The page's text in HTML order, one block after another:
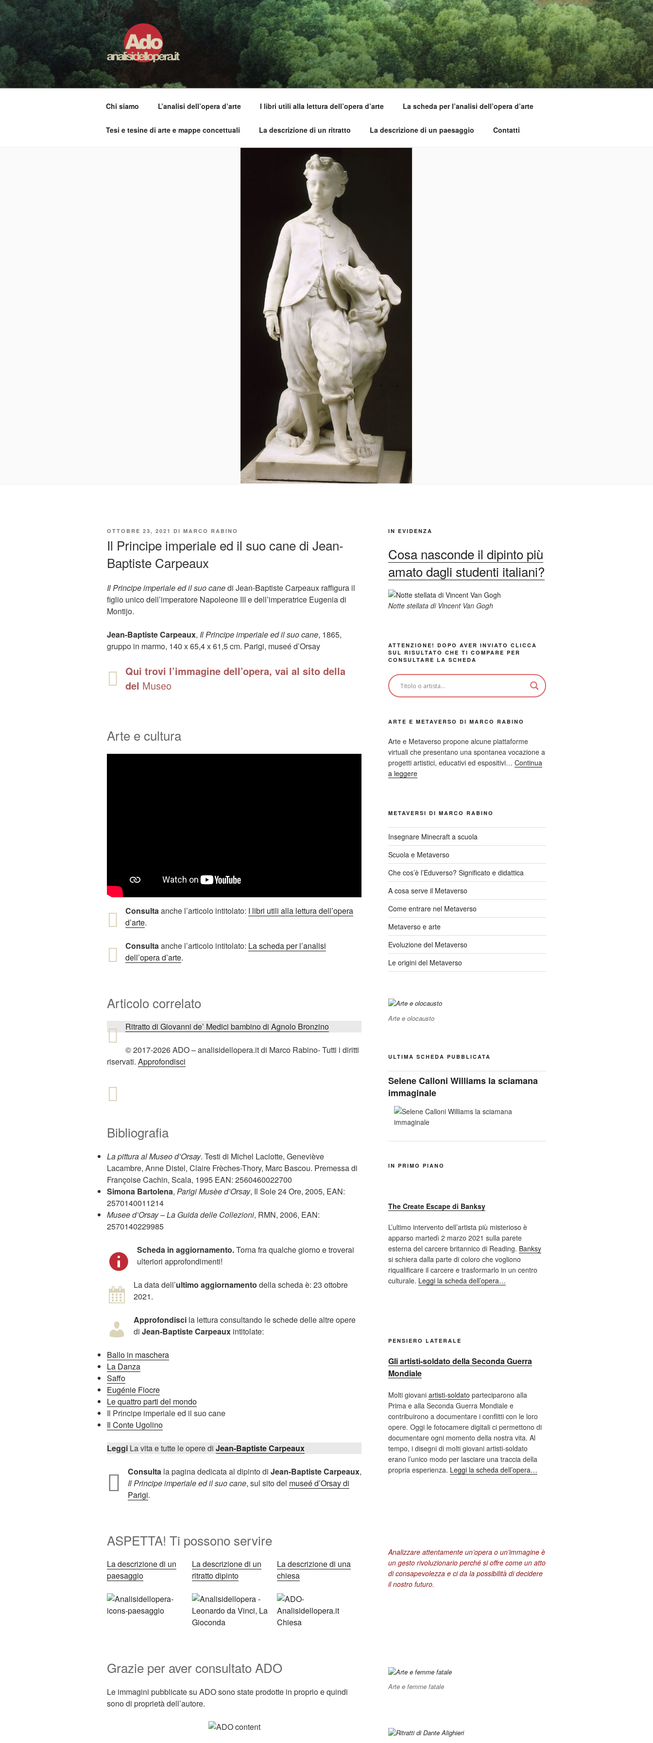
Salta
al
ADO ANALISI DELL'OPERA
Osservare le opere d'arte per capirle e imparare ad amarle
Chi siamo L’analisi dell’opera d’arte I libri utili alla lettura dell’opera d’arte La scheda per l’analisi dell’opera d’arte
Tesi e tesine di arte e mappe concettuali La descrizione di un ritratto La descrizione di un paesaggio Contatti
PUBBLICATO
OTTOBRE 23, 2021 DI MARCO RABINO
Il Principe imperiale ed il suo cane di Jean-
Baptiste Carpeaux
Il Principe imperiale ed il suo canedi Jean-Baptiste Carpeaux raffigura il
figlio unico dell’imperatore Napoleone III e dell’imperatrice Eugenia di
Montijo.
Jean-Baptiste Carpeaux, Il Principe imperiale ed il suo cane, 1865,
gruppo in marmo, 140 x 65,4 x 61,5 cm. Parigi, museé d’Orsay
Qui trovi l’immagine dell’opera, vai al sito della
del Museo
Arte e cultura
Consultaanche l’articolo intitolato: I libri utili alla lettura dell’opera
d’arte.
Consultaanche l’articolo intitolato: La scheda per l’analisi
dell’opera d’arte.
Articolo correlato
Ritratto di Giovanni de’ Medici bambino di Agnolo Bronzino
© 2017-2026 ADO – analisidellopera.it di Marco Rabino- Tutti i diritti
riservati. Approfondisci
Bibliografia
La pittura al Museo d’Orsay. Testi di Michel Laclotte, Geneviève
Lacambre, Anne Distel, Claire Frèches-Thory, Marc Bascou. Premessa di
Françoise Cachin, Scala, 1995 EAN: 2560460022700
Simona Bartolena, Parigi Musèe d’Orsay, Il Sole 24 Ore, 2005, EAN:
2570140011214
Musee d’Orsay – La Guida delle Collezioni, RMN, 2006, EAN:
2570140229985
Scheda in aggiornamento.Torna fra qualche giorno e troverai
ulteriori approfondimenti!
La data dell’ultimo aggiornamento della scheda è: 23 ottobre
2021.
Approfondisci la lettura consultando le schede delle altre opere
di Jean-Baptiste Carpeaux intitolate:
Ballo in maschera
La Danza
Saffo
Eugénie Fiocre
Le quattro parti del mondo
Il Principe imperiale ed il suo cane
Il Conte Ugolino
Leggi La vita e tutte le opere di Jean-Baptiste Carpeaux
Consulta la pagina dedicata al dipinto di Jean-Baptiste Carpeaux,
Il Principe imperiale ed il suo cane, sul sito del museé d’Orsay di
Parigi.
ASPETTA! Ti possono servire
La descrizione di un
paesaggio
La descrizione di un
ritratto dipinto
La descrizione di una
chiesa
Grazie per aver consultato ADO
Le immagini pubblicate su ADO sono state prodotte in proprio e quindi
sono di proprietà dell’autore.
IN EVIDENZA
Cosa nasconde il dipinto più
amato dagli studenti italiani?
Notte stellata di Vincent Van Gogh
ATTENZIONE! DOPO AVER INVIATO CLICCA
SUL RISULTATO CHE TI COMPARE PER
CONSULTARE LA SCHEDA
ARTE E METAVERSO DI MARCO RABINO
Arte e Metaverso propone alcune piattaforme
virtuali che presentano una spontanea vocazione a
progetti artistici, educativi ed espositivi… Continua
a leggere
METAVERSI DI MARCO RABINO
Insegnare Minecraft a scuola
Scuola e Metaverso
Che cos’è l’Eduverso? Significato e didattica
A cosa serve il Metaverso
Come entrare nel Metaverso
Metaverso e arte
Evoluzione del Metaverso
Le origini del Metaverso
Arte e olocausto
ULTIMA SCHEDA PUBBLICATA
Selene Calloni Williams la sciamana
immaginale
IN PRIMO PIANO
The Create Escape di Banksy
L’ultimo intervento dell’artista più misterioso è
apparso martedì 2 marzo 2021 sulla parete
esterna del carcere britannico di Reading. Banksy
si schiera dalla parte di coloro che vogliono
riqualificare il carcere e trasformarlo in un centro
culturale. Leggi la scheda dell’opera…
PENSIERO LATERALE
Gli artisti-soldato della Seconda Guerra
Mondiale
Molti giovani artisti-soldato parteciparono alla
Prima e alla Seconda Guerra Mondiale e
contribuirono a documentare i conflitti con le loro
opere. Oggi le fotocamere digitali ci permettono di
documentare ogni momento della nostra vita. Al
tempo, i disegni di molti giovani artisti-soldato
erano l’unico modo per lasciare una traccia della
propria esperienza. Leggi la scheda dell’opera…
Analizzare attentamente un’opera o un’immagine è
un gesto rivoluzionario perché si offre come un atto
di consapevolezza e ci da la possibilità di decidere
il nostro futuro.
Arte e femme fatale